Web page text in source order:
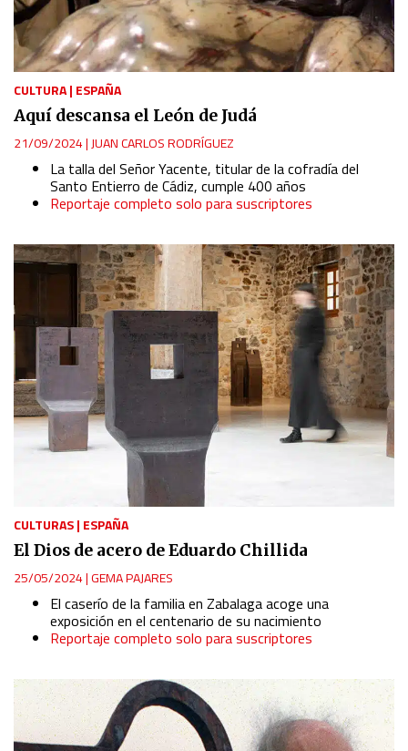
CULTURA| ESPAÑA
Aquí descansa el León de Judá
21/09/2024|JUAN CARLOS RODRÍGUEZ
La talla del Señor Yacente, titular de la cofradía del
Santo Entierro de Cádiz, cumple 400 años
Reportaje completo solo para suscriptores
CULTURAS| ESPAÑA
El Dios de acero de Eduardo Chillida
25/05/2024|GEMA PAJARES
El caserío de la familia en Zabalaga acoge una
exposición en el centenario de su nacimiento
Reportaje completo solo para suscriptores